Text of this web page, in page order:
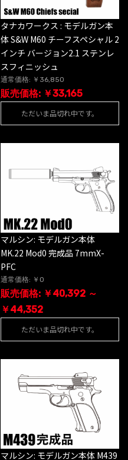
タナカワークス : モデルガン本
体 S&W M60 チーフスペシャル 2
インチ バージョン2.1 ステンレ
スフィニッシュ
通常価格: ￥36,850
販売価格: ￥33,165
ただいま品切れ中です。
マルシン: モデルガン本体
MK.22 Mod0 完成品 7mmX-
PFC
通常価格: ￥0
販売価格: ￥40,392 ～
￥44,352
ただいま品切れ中です。
マルシン: モデルガン本体 M439